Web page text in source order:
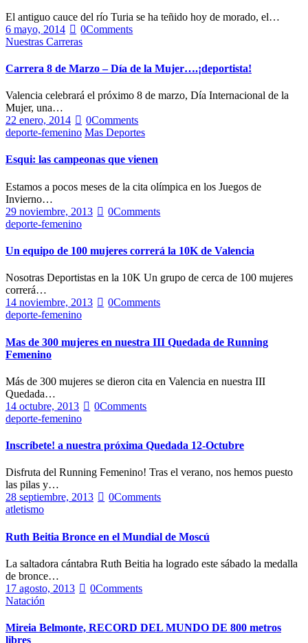
El antiguo cauce del río Turia se ha teñido hoy de morado, el…
6 mayo, 2014
0Comments
Nuestras Carreras
Carrera 8 de Marzo – Día de la Mujer….¡deportista!
Valencia celebrará el próximo 8 de marzo, Día Internacional de la
Mujer, una…
22 enero, 2014
0Comments
deporte-femenino Mas Deportes
Esqui: las campeonas que vienen
Estamos a pocos meses de la cita olímpica en los Juegos de
Invierno…
29 noviembre, 2013
0Comments
deporte-femenino
Un equipo de 100 mujeres correrá la 10K de Valencia
Nosotras Deportistas en la 10K Un grupo de cerca de 100 mujeres
correrá…
14 noviembre, 2013
0Comments
deporte-femenino
Mas de 300 mujeres en nuestra III Quedada de Running
Femenino
Más de 300 mujeres se dieron cita en Valencia en nuestra III
Quedada…
14 octubre, 2013
0Comments
deporte-femenino
Inscríbete! a nuestra próxima Quedada 12-Octubre
Disfruta del Running Femenino! Tras el verano, nos hemos puesto
las pilas y…
28 septiembre, 2013
0Comments
atletismo
Ruth Beitia Bronce en el Mundial de Moscú
La saltadora cántabra Ruth Beitia ha logrado este sábado la medalla
de bronce…
17 agosto, 2013
0Comments
Natación
Mireia Belmonte, RECORD DEL MUNDO DE 800 metros
libres